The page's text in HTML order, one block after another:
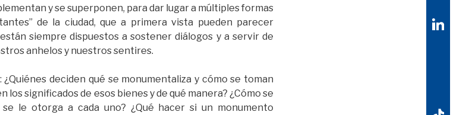
y se superponen, para dar lugar a múltiples formas
de la ciudad, que a primera vista pueden parecer
siempre dispuestos a sostener diálogos y a servir de
anhelos y nuestros sentires.
deciden qué se monumentaliza y cómo se toman
los significados de esos bienes y de qué manera? ¿Cómo se
le otorga a cada uno? ¿Qué hacer si un monumento